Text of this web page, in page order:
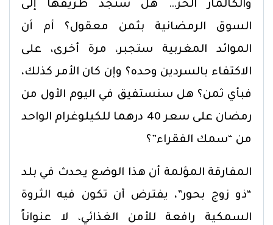
والكالمار الحر… هل ستجد طريقها إلى
السوق الرمضانية بثمن معقول؟ أم أن
الموائد المغربية ستجبر، مرة أخرى، على
الاكتفاء بالسردين وحده؟ وإن كان الأمر كذلك،
فبأي ثمن؟ هل سنستفيق في اليوم الأول من
رمضان على سعر 40 درهما للكيلوغرام الواحد
من “سمك الفقراء”؟
المفارقة المؤلمة أن هذا الوضع يحدث في بلد
“ذو زوج بحور”، يفترض أن تكون فيه الثروة
السمكية رافعة للأمن الغذائي، لا عنواناً